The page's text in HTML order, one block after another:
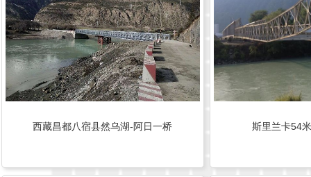
西藏昌都八宿县然乌湖-阿日一桥 斯里兰卡54